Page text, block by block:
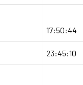
17:50:44
23:45:10